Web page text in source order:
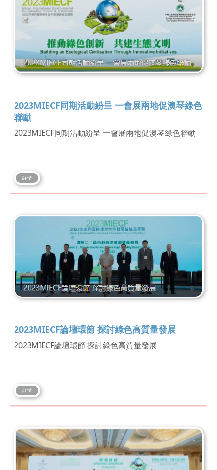
2023MIECF同期活動紛呈 一會展兩地促澳琴綠色
聯動
2023MIECF同期活動紛呈 一會展兩地促澳琴綠色聯動
詳情
2023MIECF論壇環節 探討綠色高質量發展
2023MIECF論壇環節 探討綠色高質量發展
詳情